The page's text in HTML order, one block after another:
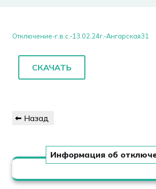
Отключение-г.в.с.-13.02.24г.-Ангарская31
СКАЧАТЬ
по
Предыдущая
Назад
Информация об